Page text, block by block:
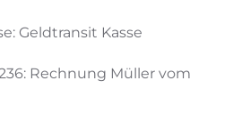
Geldtransit Kasse
Rechnung Müller vom